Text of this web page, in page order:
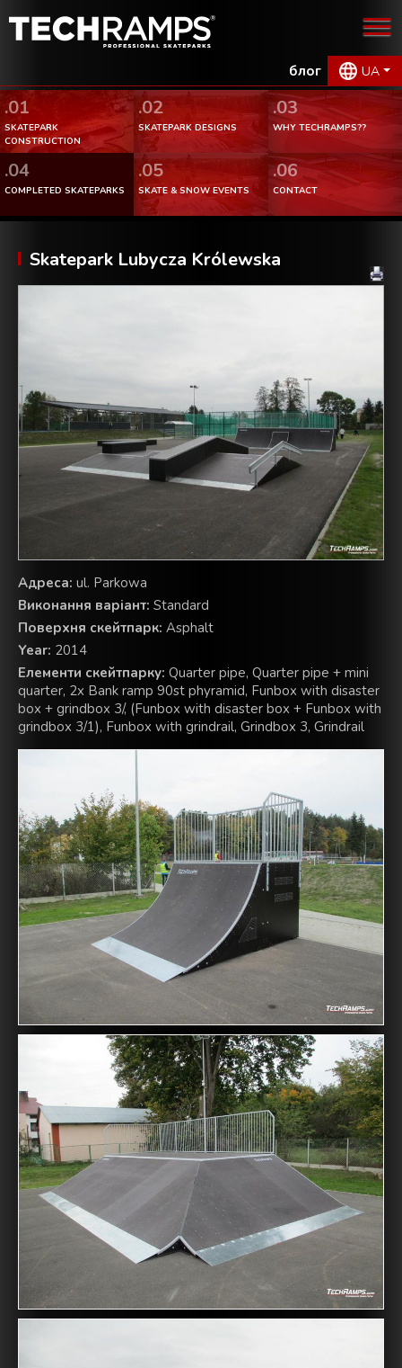
блог UA
.01
SKATEPARK
CONSTRUCTION
.02
SKATEPARK DESIGNS
.03
WHY TECHRAMPS??
.04
COMPLETED SKATEPARKS
.05
SKATE & SNOW EVENTS
.06
CONTACT
Skatepark Lubycza Królewska
Aдреса: ul. Parkowa
Виконання варіант: Standard
Поверхня скейтпарк: Asphalt
Year: 2014
Елементи скейтпарку: Quarter pipe, Quarter pipe + mini
quarter, 2x Bank ramp 90st phyramid, Funbox with disaster
box + grindbox 3/, (Funbox with disaster box + Funbox with
grindbox 3/1), Funbox with grindrail, Grindbox 3, Grindrail